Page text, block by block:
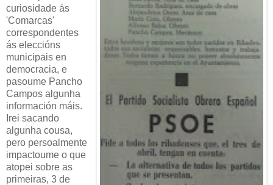
curiosidade ás
'Comarcas'
correspondentes
ás eleccións
municipais en
democracia, e
pasoume Pancho
Campos algunha
información máis.
Irei sacando
algunha cousa,
pero persoalmente
impactoume o que
atopei sobre as
primeiras, 3 de